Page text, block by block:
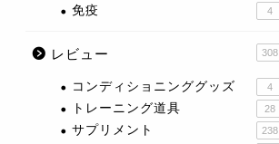
免疫 4
レビュー 308
コンディショニンググッズ 4
トレーニング道具 28
サプリメント 238